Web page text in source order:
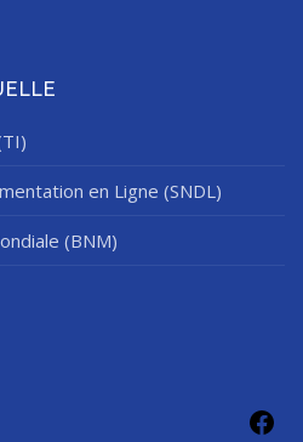
en Ligne (SNDL)
(BNM)